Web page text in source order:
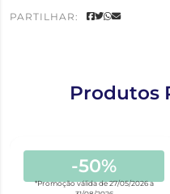
PARTILHAR:
Produtos
-50%
*Promoção válida de 27/05/2026 a